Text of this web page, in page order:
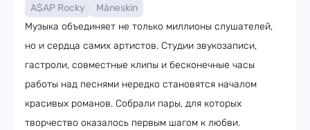
A$AP Rocky
Måneskin
Музыка объединяет не только миллионы слушателей,
но и сердца самих артистов. Студии звукозаписи,
гастроли, совместные клипы и бесконечные часы
работы над песнями нередко становятся началом
красивых романов. Собрали пары, для которых
творчество оказалось первым шагом к любви.